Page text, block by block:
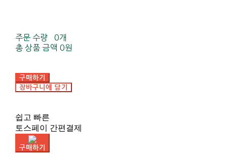
주문 수량
0개
총 상품 금액 0원
구매하기
장바구니에 담기
쉽고 빠른
토스페이 간편결제
구매하기